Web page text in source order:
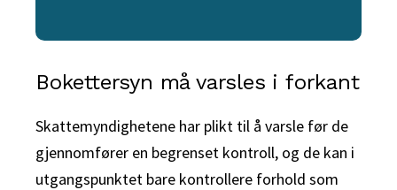
Bokettersyn må varsles i forkant
Skattemyndighetene har plikt til å varsle før de
gjennomfører en begrenset kontroll, og de kan i
utgangspunktet bare kontrollere forhold som